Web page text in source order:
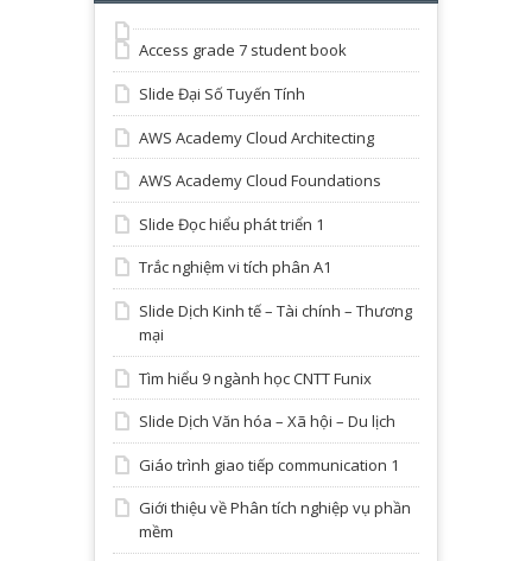
Access grade 7 student book
Slide Đại Số Tuyến Tính
AWS Academy Cloud Architecting
AWS Academy Cloud Foundations
Slide Đọc hiểu phát triển 1
Trắc nghiệm vi tích phân A1
Slide Dịch Kinh tế – Tài chính – Thương
mại
Tìm hiểu 9 ngành học CNTT Funix
Slide Dịch Văn hóa – Xã hội – Du lịch
Giáo trình giao tiếp communication 1
Giới thiệu về Phân tích nghiệp vụ phần
mềm